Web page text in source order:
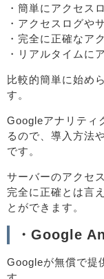
・簡単にアクセス
・アクセスログや
・完全に正確なア
・リアルタイムに
比較的簡単に始め
す。
Googleアナリティ
るので、導入方法
です。
サーバーのアクセ
完全に正確とは言
とができます。
・Google
Googleが無償で提